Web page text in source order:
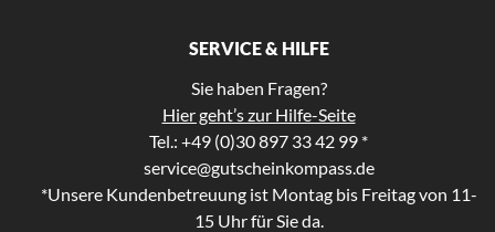
SERVICE & HILFE
Sie haben Fragen?
Hier geht’s zur Hilfe-Seite
Tel.: +49 (0)30 897 33 42 99 *
service@gutscheinkompass.de
*Unsere Kundenbetreuung ist Montag bis Freitag von 11-
15 Uhr für Sie da.